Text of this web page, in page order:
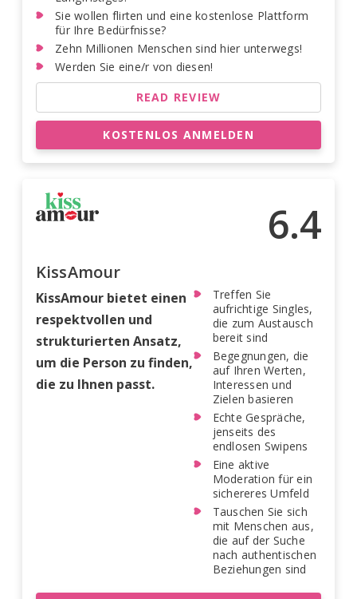
Sie wollen flirten und eine kostenlose Plattform
für Ihre Bedürfnisse?
Zehn Millionen Menschen sind hier unterwegs!
Werden Sie eine/r von diesen!
READ REVIEW
KOSTENLOS ANMELDEN
6.4
KissAmour
KissAmour bietet einen
respektvollen und
strukturierten Ansatz,
um die Person zu finden,
die zu Ihnen passt.
Treffen Sie
aufrichtige Singles,
die zum Austausch
bereit sind
Begegnungen, die
auf Ihren Werten,
Interessen und
Zielen basieren
Echte Gespräche,
jenseits des
endlosen Swipens
Eine aktive
Moderation für ein
sichereres Umfeld
Tauschen Sie sich
mit Menschen aus,
die auf der Suche
nach authentischen
Beziehungen sind